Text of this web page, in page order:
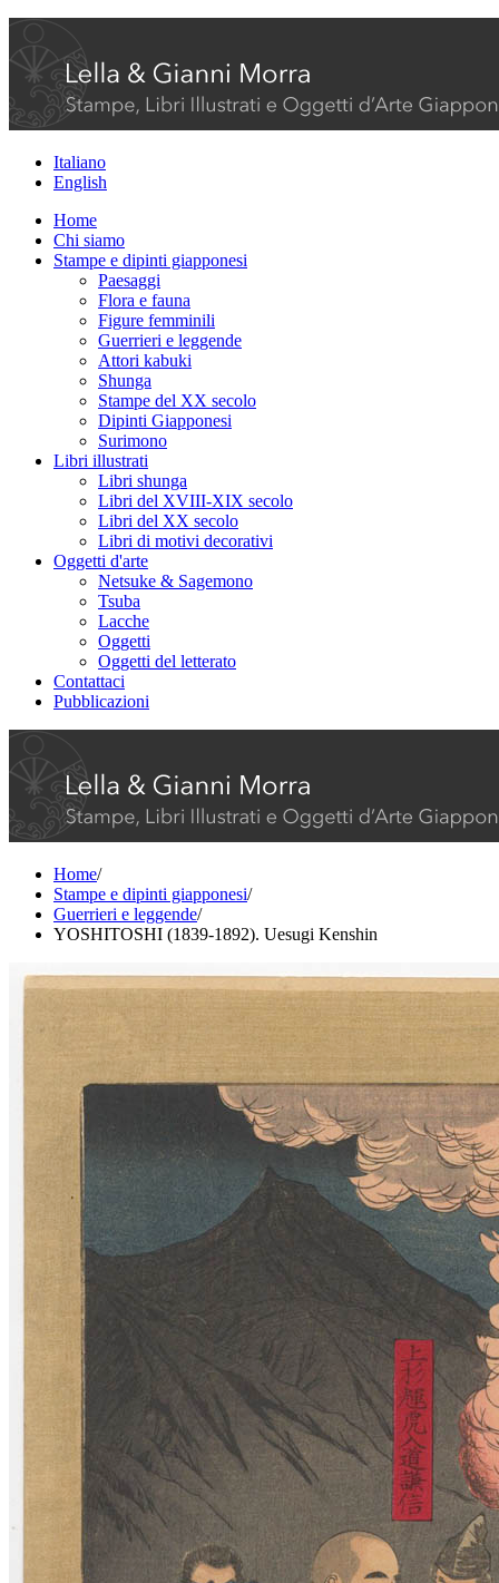
Italiano
English
Home
Chi siamo
Stampe e dipinti giapponesi
Paesaggi
Flora e fauna
Figure femminili
Guerrieri e leggende
Attori kabuki
Shunga
Stampe del XX secolo
Dipinti Giapponesi
Surimono
Libri illustrati
Libri shunga
Libri del XVIII-XIX secolo
Libri del XX secolo
Libri di motivi decorativi
Oggetti d'arte
Netsuke & Sagemono
Tsuba
Lacche
Oggetti
Oggetti del letterato
Contattaci
Pubblicazioni
Home/
Stampe e dipinti giapponesi/
Guerrieri e leggende/
YOSHITOSHI (1839-1892). Uesugi Kenshin